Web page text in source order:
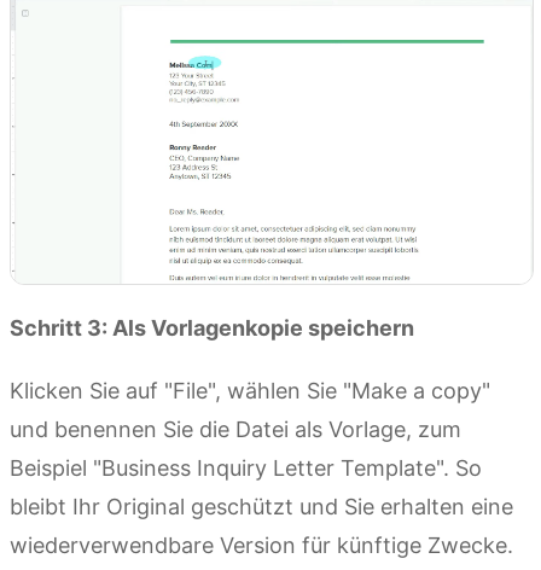
Schritt 3: Als Vorlagenkopie speichern
Klicken Sie auf "File", wählen Sie "Make a copy"
und benennen Sie die Datei als Vorlage, zum
Beispiel "Business Inquiry Letter Template". So
bleibt Ihr Original geschützt und Sie erhalten eine
wiederverwendbare Version für künftige Zwecke.